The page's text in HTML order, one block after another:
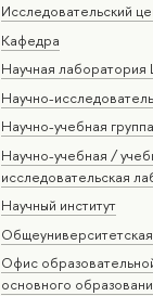
Исследовательский
Кафедра
Научная
Научно-
Научно-учебная группа
Научно-учебная /
исследовательская
Научный институт
Офис
основного